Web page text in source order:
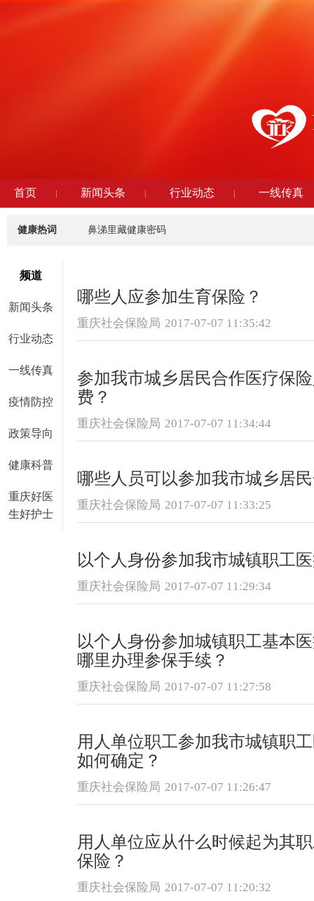
首页 新闻头条 行业动态 一线传真
健康热词 鼻涕里藏健康密码
频道
新闻头条
行业动态
一线传真
疫情防控
政策导向
健康科普
重庆好医
生好护士
哪些人应参加生育保险？
重庆社会保险局 2017-07-07 11:35:42
参加我市城乡居民合作医疗保
费？
重庆社会保险局 2017-07-07 11:34:44
哪些人员可以参加我市城乡居
重庆社会保险局 2017-07-07 11:33:25
以个人身份参加我市城镇职工
重庆社会保险局 2017-07-07 11:29:34
以个人身份参加城镇职工基本
哪里办理参保手续？
重庆社会保险局 2017-07-07 11:27:58
用人单位职工参加我市城镇职
如何确定？
重庆社会保险局 2017-07-07 11:26:47
用人单位应从什么时候起为其
保险？
重庆社会保险局 2017-07-07 11:20:32